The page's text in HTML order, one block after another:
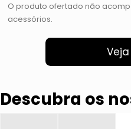
O produto ofertado não
acessórios.
Descubra os